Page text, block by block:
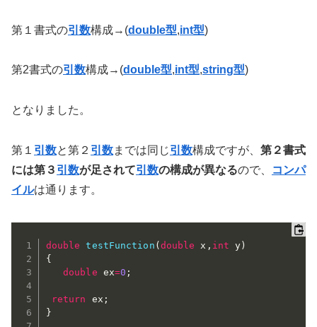
第１書式の引数構成→(double型,int型)
第2書式の引数構成→(double型,int型,string型)
となりました。
第１ 引数と第２ 引数までは同じ引数構成ですが、 第２書式
には第３ 引数が足されて引数の構成が異なるので、
コンパ
イルは通ります。
double testFunction ( double x , int y )
{
double ex=0 ;
return ex ;
}